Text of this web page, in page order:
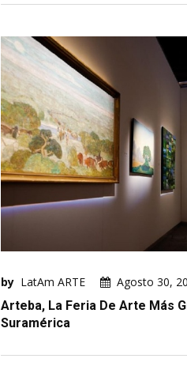
by LatAm ARTE
Agosto 30,
Arteba, La Feria De Arte Más
Suramérica